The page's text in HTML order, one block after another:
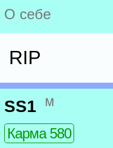
О себе
RIP
SS1 м
Карма 580